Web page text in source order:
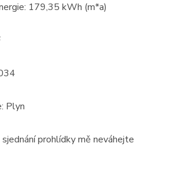
179,35 kWh (m*a)
Plyn
sjednání prohlídky mě neváhejte